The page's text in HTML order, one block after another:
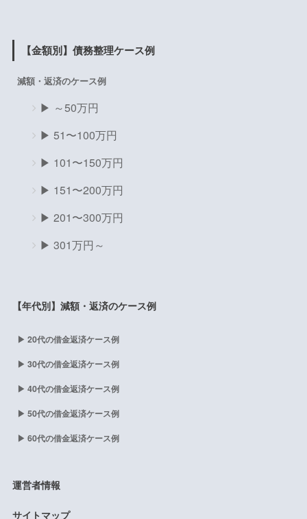
【金額別】債務整理ケース例
減額・返済のケース例
▶ ～50万円
▶ 51〜100万円
▶ 101〜150万円
▶ 151〜200万円
▶ 201〜300万円
▶ 301万円～
【年代別】減額・返済のケース例
▶ 20代の借金返済ケース例
▶ 30代の借金返済ケース例
▶ 40代の借金返済ケース例
▶ 50代の借金返済ケース例
▶ 60代の借金返済ケース例
運営者情報
サイトマップ